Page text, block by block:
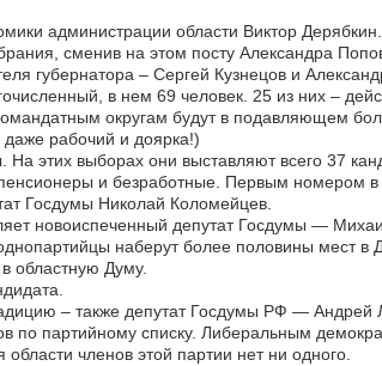
администрации области Виктор
сменив на этом посту Александра
губернатора – Сергей Кузнецов и
в нем 69 человек. 25 из них –
округам будут в подавляющем
даже рабочий и доярка!)
этих выборах они выставляют всего 37
и безработные. Первым номером
Госдумы Николай Коломейцев.
новоиспеченный депутат Госдумы —
наберут более половины мест в
областную Думу.
– также депутат Госдумы РФ — Андрей
по партийному списку. Либеральным
членов этой партии нет ни одного.